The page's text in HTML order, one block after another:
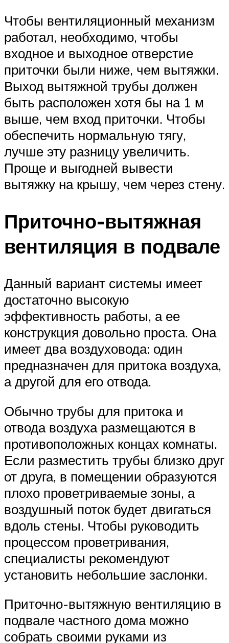
Чтобы вентиляционный механизм
работал, необходимо, чтобы
входное и выходное отверстие
приточки были ниже, чем вытяжки.
Выход вытяжной трубы должен
быть расположен хотя бы на 1 м
выше, чем вход приточки. Чтобы
обеспечить нормальную тягу,
лучше эту разницу увеличить.
Проще и выгодней вывести
вытяжку на крышу, чем через стену.
Приточно-вытяжная
вентиляция в подвале
Данный вариант системы имеет
достаточно высокую
эффективность работы, а ее
конструкция довольно проста. Она
имеет два воздуховода: один
предназначен для притока воздуха,
а другой для его отвода.
Обычно трубы для притока и
отвода воздуха размещаются в
противоположных концах комнаты.
Если разместить трубы близко друг
от друга, в помещении образуются
плохо проветриваемые зоны, а
воздушный поток будет двигаться
вдоль стены. Чтобы руководить
процессом проветривания,
специалисты рекомендуют
установить небольшие заслонки.
Приточно-вытяжную вентиляцию в
подвале частного дома можно
собрать своими руками из